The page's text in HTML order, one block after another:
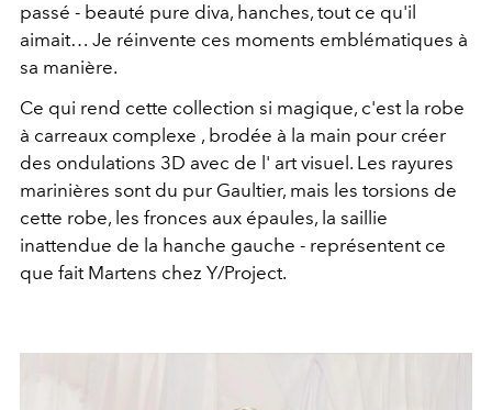
passé - beauté pure diva, hanches, tout ce qu'il
aimait… Je réinvente ces moments emblématiques à
sa manière.
Ce qui rend cette collection si magique, c'est la robe
à carreaux complexe , brodée à la main pour créer
des ondulations 3D avec de l' artvisuel. Les rayures
marinières sont du pur Gaultier, mais les torsions de
cette robe, les fronces aux épaules, la saillie
inattendue de la hanche gauche - représentent ce
que fait Martens chez Y/Project.